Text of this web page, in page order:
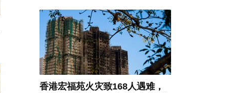
香港宏福苑火灾致168人遇难，